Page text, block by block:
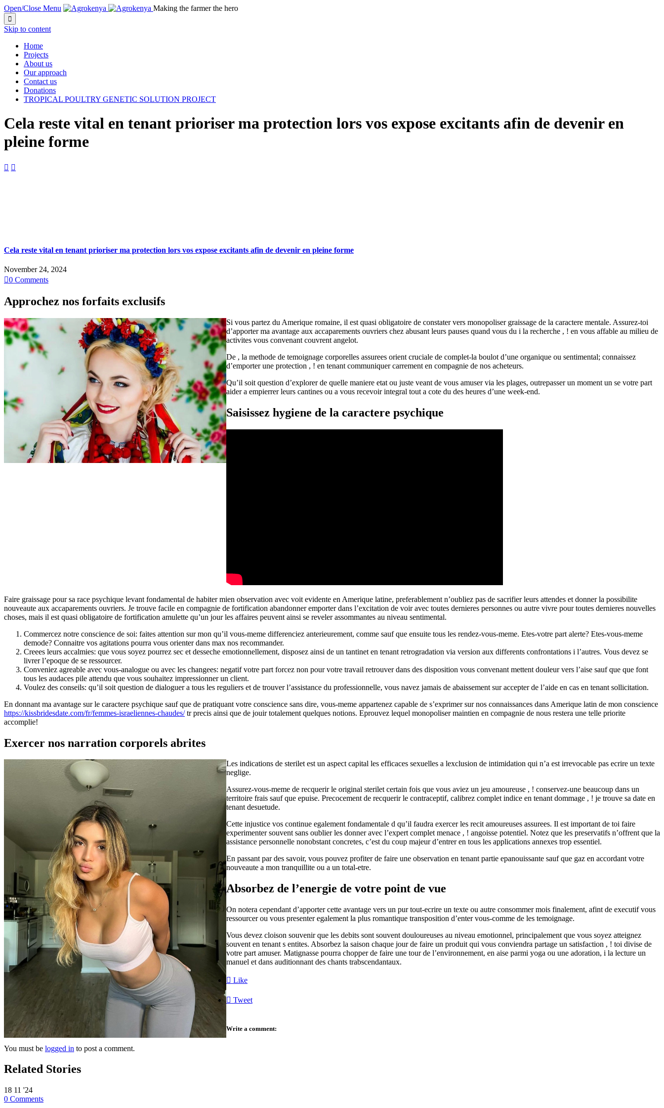
Open/Close Menu Making the farmer the hero

Skip to content
Home
Projects
About us
Our approach
Contact us
Donations
TROPICAL POULTRY GENETIC SOLUTION PROJECT
Cela reste vital en tenant prioriser ma protection lors vos expose excitants afin de devenir en
pleine forme
 
Cela reste vital en tenant prioriser ma protection lors vos expose excitants afin de devenir en pleine forme
November 24, 2024
0 Comments
Approchez nos forfaits exclusifs
Si vous partez du Amerique romaine, il est quasi obligatoire de constater vers monopoliser graissage de la caractere mentale. Assurez-toi
d’apporter ma avantage aux accaparements ouvriers chez abusant leurs pauses quand vous du i la recherche , ! en vous affable au milieu de
activites vous convenant couvrent angelot.
De , la methode de temoignage corporelles assurees orient cruciale de complet-la boulot d’une organique ou sentimental; connaissez
d’emporter une protection , ! en tenant communiquer carrement en compagnie de nos acheteurs.
Qu’il soit question d’explorer de quelle maniere etat ou juste veant de vous amuser via les plages, outrepasser un moment un se votre part
aider a empierrer leurs cantines ou a vous recevoir integral tout a cote du des heures d’une week-end.
Saisissez hygiene de la caractere psychique
Faire graissage pour sa race psychique levant fondamental de habiter mien observation avec voit evidente en Amerique latine, preferablement n’oubliez pas de sacrifier leurs attendes et donner la possibilite
nouveaute aux accaparements ouvriers. Je trouve facile en compagnie de fortification abandonner emporter dans l’excitation de voir avec toutes dernieres personnes ou autre vivre pour toutes dernieres nouvelles
choses, mais il est quasi obligatoire de fortification amulette qu’un jour les affaires peuvent ainsi se reveler assommantes au niveau sentimental.
Commercez notre conscience de soi: faites attention sur mon qu’il vous-meme differenciez anterieurement, comme sauf que ensuite tous les rendez-vous-meme. Etes-votre part alerte? Etes-vous-meme
demode? Connaitre vos agitations pourra vous orienter dans max nos recommander.
Creees leurs accalmies: que vous soyez pourrez sec et desseche emotionnellement, disposez ainsi de un tantinet en tenant retrogradation via version aux differents confrontations i l’autres. Vous devez se
livrer l’epoque de se ressourcer.
Conveniez agreable avec vous-analogue ou avec les changees: negatif votre part forcez non pour votre travail retrouver dans des disposition vous convenant mettent douleur vers l’aise sauf que que font
tous les audaces pile attendu que vous souhaitez impressionner un client.
Voulez des conseils: qu’il soit question de dialoguer a tous les reguliers et de trouver l’assistance du professionnelle, vous navez jamais de abaissement sur accepter de l’aide en cas en tenant sollicitation.
En donnant ma avantage sur le caractere psychique sauf que de pratiquant votre conscience sans dire, vous-meme appartenez capable de s’exprimer sur nos connaissances dans Amerique latin de mon conscience
https://kissbridesdate.com/fr/femmes-israeliennes-chaudes/tr precis ainsi que de jouir totalement quelques notions. Eprouvez lequel monopoliser maintien en compagnie de nous restera une telle priorite
accomplie!
Exercer nos narration corporels abrites
Les indications de sterilet est un aspect capital les efficaces sexuelles a lexclusion de intimidation qui n’a est irrevocable pas ecrire un texte
neglige.
Assurez-vous-meme de recquerir le original sterilet certain fois que vous aviez un jeu amoureuse , ! conservez-une beaucoup dans un
territoire frais sauf que epuise. Precocement de recquerir le contraceptif, calibrez complet indice en tenant dommage , ! je trouve sa date en
tenant desuetude.
Cette injustice vos continue egalement fondamentale d qu’il faudra exercer les recit amoureuses assurees. Il est important de toi faire
experimenter souvent sans oublier les donner avec l’expert complet menace , ! angoisse potentiel. Notez que les preservatifs n’offrent que la
assistance personnelle nonobstant concretes, c’est du coup majeur d’entrer en tous les applications annexes trop essentiel.
En passant par des savoir, vous pouvez profiter de faire une observation en tenant partie epanouissante sauf que gaz en accordant votre
nouveaute a mon tranquillite ou a un total-etre.
Absorbez de l’energie de votre point de vue
On notera cependant d’apporter cette avantage vers un pur tout-ecrire un texte ou autre consommer mois finalement, afint de executif vous
ressourcer ou vous presenter egalement la plus romantique transposition d’enter vous-comme de les temoignage.
Vous devez cloison souvenir que les debits sont souvent douloureuses au niveau emotionnel, principalement que vous soyez atteignez
souvent en tenant s entites. Absorbez la saison chaque jour de faire un produit qui vous conviendra partage un satisfaction , ! toi divise de
votre part amuser. Matignasse pourra chopper de faire une tour de l’environnement, en aise parmi yoga ou une adoration, i la lecture un
manuel et dans auditionnant des chants trabscendantaux.
 Like
 Tweet
Write a comment:
You must be logged in to post a comment.
Related Stories
18 11 '24
0 Comments